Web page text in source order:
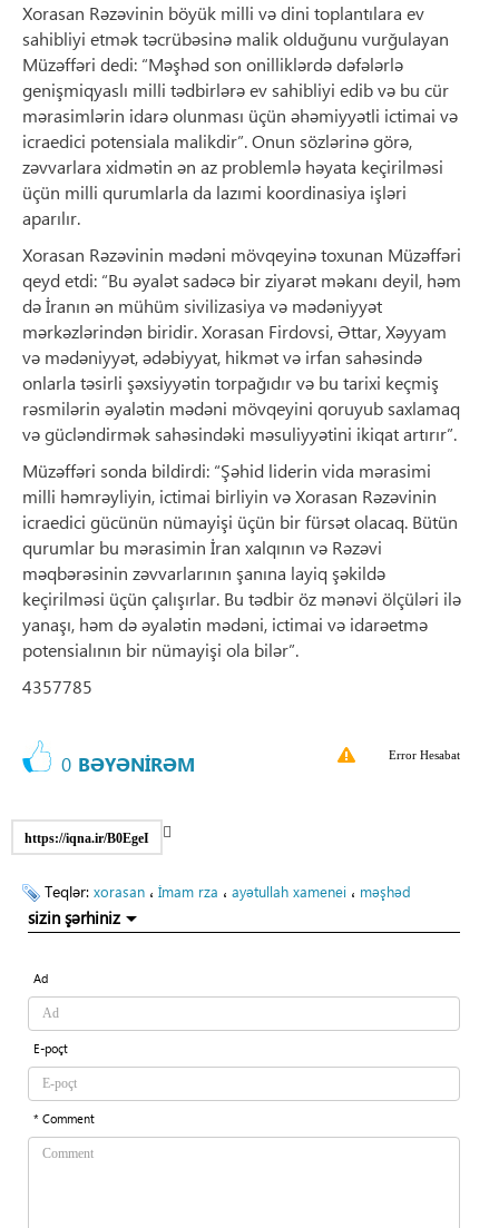
Xorasan Rəzəvinin böyük milli və dini toplantılara ev
sahibliyi etmək təcrübəsinə malik olduğunu vurğulayan
Müzəffəri dedi: “Məşhəd son onilliklərdə dəfələrlə
genişmiqyaslı milli tədbirlərə ev sahibliyi edib və bu cür
mərasimlərin idarə olunması üçün əhəmiyyətli ictimai və
icraedici potensiala malikdir”. Onun sözlərinə görə,
zəvvarlara xidmətin ən az problemlə həyata keçirilməsi
üçün milli qurumlarla da lazımi koordinasiya işləri
aparılır.
Xorasan Rəzəvinin mədəni mövqeyinə toxunan Müzəffəri
qeyd etdi: “Bu əyalət sadəcə bir ziyarət məkanı deyil, həm
də İranın ən mühüm sivilizasiya və mədəniyyət
mərkəzlərindən biridir. Xorasan Firdovsi, Əttar, Xəyyam
və mədəniyyət, ədəbiyyat, hikmət və irfan sahəsində
onlarla təsirli şəxsiyyətin torpağıdır və bu tarixi keçmiş
rəsmilərin əyalətin mədəni mövqeyini qoruyub saxlamaq
və gücləndirmək sahəsindəki məsuliyyətini ikiqat artırır”.
Müzəffəri sonda bildirdi: “Şəhid liderin vida mərasimi
milli həmrəyliyin, ictimai birliyin və Xorasan Rəzəvinin
icraedici gücünün nümayişi üçün bir fürsət olacaq. Bütün
qurumlar bu mərasimin İran xalqının və Rəzəvi
məqbərəsinin zəvvarlarının şanına layiq şəkildə
keçirilməsi üçün çalışırlar. Bu tədbir öz mənəvi ölçüləri ilə
yanaşı, həm də əyalətin mədəni, ictimai və idarəetmə
potensialının bir nümayişi ola bilər”.
4357785
0 BƏYƏNİRƏM Error Hesabat
https://iqna.ir/B0EgeI
Teqlər: xorasan ، İmam rza ، ayətullah xamenei ، məşhəd
sizin şərhiniz
Ad
E-poçt
* Comment